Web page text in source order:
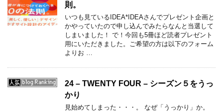
則。
いつも見ているIDEA*IDEAさんでプレゼント企画と
かやっていたので申し込んでみたらなんと当選して
しまいました！ で！今回も5冊ほど読者プレゼント
用にいただきました。ご希望の方は以下のフォーム
よりお …
24 – TWENTY FOUR – シーズン５をうっ
かり
見始めてしまった・・・。 なぜ「うっかり」か。